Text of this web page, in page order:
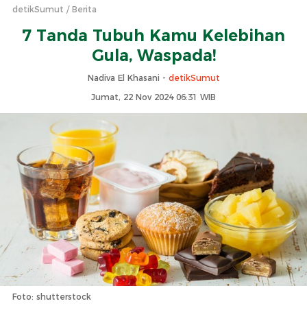
detikSumut Berita
7 Tanda Tubuh Kamu Kelebihan
Gula, Waspada!
Nadiva El Khasani - detikSumut
Jumat, 22 Nov 2024 06:31 WIB
Foto: shutterstock